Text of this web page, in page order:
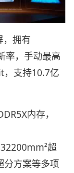
，拥有
率，手动最高
支持10.7亿
内存，
超
分方案等多项